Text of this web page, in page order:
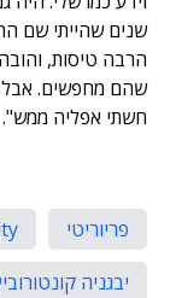
שנים שהייתי שם
הרבה טיסות,
שהם מחפשים. אבל
חשתי אפליה ממש".
פריוריטי
יבגניה